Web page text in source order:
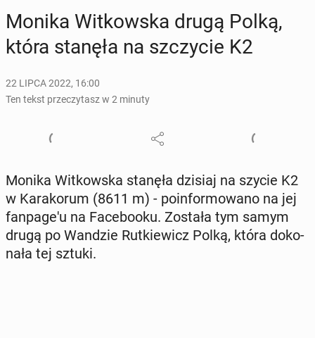
Monika Wit­kow­ska drugą Polką,
która stanęła na szczy­cie K2
22 LIPCA 2022, 16:00
Ten tekst przeczytasz w 2 minuty
Monika Wit­kow­ska stanęła dzisiaj na szycie K2
w Ka­ra­ko­rum (8611 m) - po­in­for­mo­wa­no na jej
fan­pa­ge­'u na Fa­ce­bo­oku. Została tym samym
drugą po Wandzie Rut­kie­wicz Polką, która do­ko­
na­ła tej sztuki.